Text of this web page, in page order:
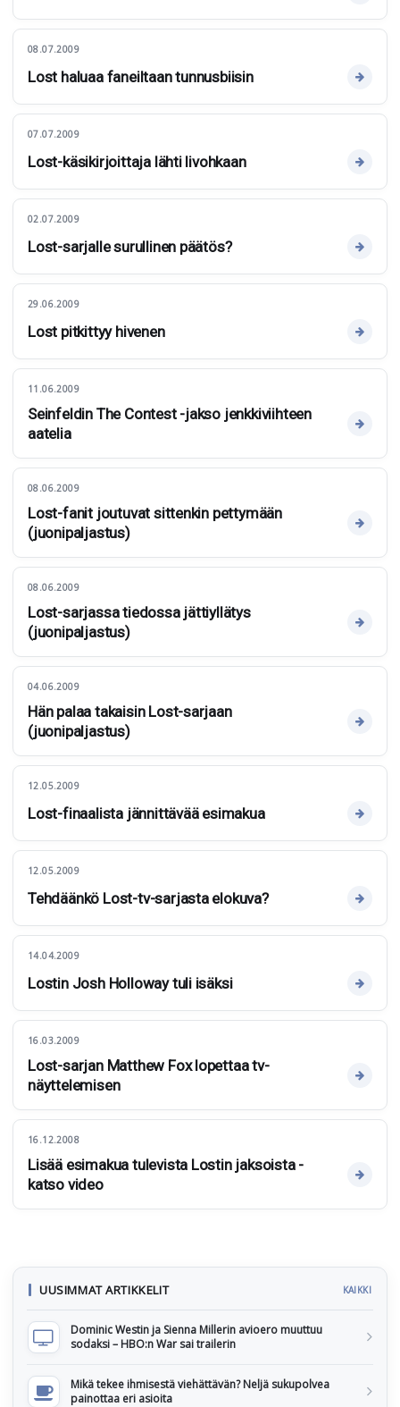
08.07.2009
Lost haluaa faneiltaan tunnusbiisin
07.07.2009
Lost-käsikirjoittaja lähti livohkaan
02.07.2009
Lost-sarjalle surullinen päätös?
29.06.2009
Lost pitkittyy hivenen
11.06.2009
Seinfeldin The Contest -jakso jenkkiviihteen
aatelia
08.06.2009
Lost-fanit joutuvat sittenkin pettymään
(juonipaljastus)
08.06.2009
Lost-sarjassa tiedossa jättiyllätys
(juonipaljastus)
04.06.2009
Hän palaa takaisin Lost-sarjaan
(juonipaljastus)
12.05.2009
Lost-finaalista jännittävää esimakua
12.05.2009
Tehdäänkö Lost-tv-sarjasta elokuva?
14.04.2009
Lostin Josh Holloway tuli isäksi
16.03.2009
Lost-sarjan Matthew Fox lopettaa tv-
näyttelemisen
16.12.2008
Lisää esimakua tulevista Lostin jaksoista -
katso video
UUSIMMAT ARTIKKELIT KAIKKI
Dominic Westin ja Sienna Millerin avioero muuttuu
sodaksi – HBO:n War sai trailerin
Mikä tekee ihmisestä viehättävän? Neljä sukupolvea
painottaa eri asioita